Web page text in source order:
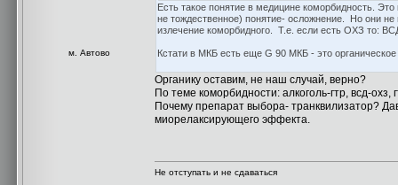
м. Автово
Есть такое понятие в медицине коморбидность.
не тождественное) понятие- осложнение. Но они не
излечение коморбидного. Т.е. если есть ОХЗ то:
Кстати в МКБ есть еще G 90 МКБ - это
Органику оставим, не наш случай, верно?
По теме коморбидности: алкоголь-гтр, всд-
Почему препарат выбора- транквилизатор?
миорелаксирующего эффекта.
Не отступать и не сдаваться